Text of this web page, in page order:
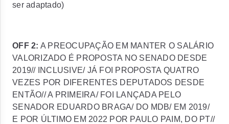
ser adaptado)
OFF 2: A PREOCUPAÇÃO EM MANTER O SALÁRIO
VALORIZADO É PROPOSTA NO SENADO DESDE
2019// INCLUSIVE/ JÁ FOI PROPOSTA QUATRO
VEZES POR DIFERENTES DEPUTADOS DESDE
ENTÃO// A PRIMEIRA/ FOI LANÇADA PELO
SENADOR EDUARDO BRAGA/ DO MDB/ EM 2019/
E POR ÚLTIMO EM 2022 POR PAULO PAIM, DO PT//